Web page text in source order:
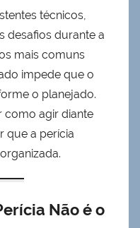
técnicos,
desafios durante a
mais comuns
impede que o
o planejado.
como agir diante
que a perícia
Não é o